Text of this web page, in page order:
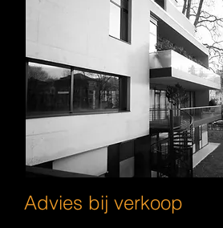
Advies bij verkoop